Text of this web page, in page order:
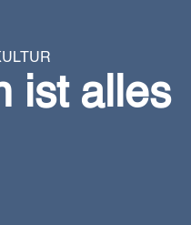
ist alles